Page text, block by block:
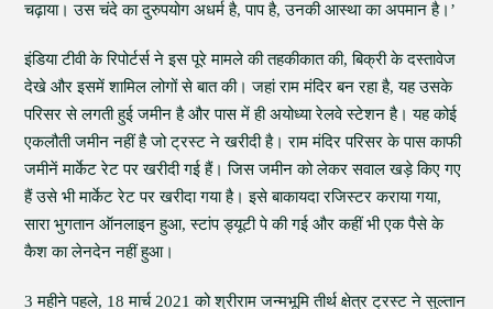
चढ़ाया। उस चंदे का दुरुपयोग अधर्म है, पाप है, उनकी आस्था का अपमान है।’
इंडिया टीवी के रिपोर्टर्स ने इस पूरे मामले की तहकीकात की, बिक्री के दस्तावेज
देखे और इसमें शामिल लोगों से बात की। जहां राम मंदिर बन रहा है, यह उसके
परिसर से लगती हुई जमीन है और पास में ही अयोध्या रेलवे स्टेशन है। यह कोई
एकलौती जमीन नहीं है जो ट्रस्ट ने खरीदी है। राम मंदिर परिसर के पास काफी
जमीनें मार्केट रेट पर खरीदी गई हैं। जिस जमीन को लेकर सवाल खड़े किए गए
हैं उसे भी मार्केट रेट पर खरीदा गया है। इसे बाकायदा रजिस्टर कराया गया,
सारा भुगतान ऑनलाइन हुआ, स्टांप ड्यूटी पे की गई और कहीं भी एक पैसे के
कैश का लेनदेन नहीं हुआ।
3 महीने पहले, 18 मार्च 2021 को श्रीराम जन्मभूमि तीर्थ क्षेत्र ट्रस्ट ने सुल्तान